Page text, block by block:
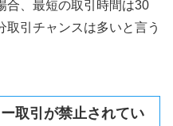
合、最短の取引時間は30
引チャンスは多いと言う
取引が禁止されてい